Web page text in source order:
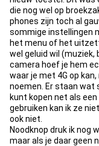
die nog wel op
phones zijn toch al
sommige instellingen
het menu of het
wel geluid wil (muziek,
camera hoef je hem
waar je met 4G op
noemen. Er staan wat
kunt kopen net als
gebruiken kan ik ze
ook niet.
Noodknop druk ik nog
maar als je daar geen